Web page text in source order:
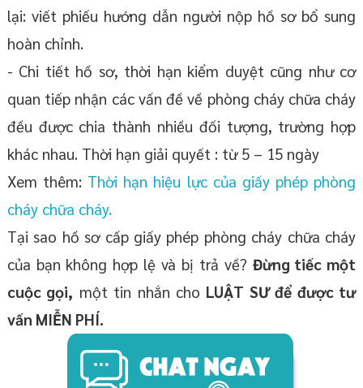
lại: viết phiếu hướng dẫn người nộp hồ sơ bổ sung
hoàn chỉnh.
- Chi tiết hồ sơ, thời hạn kiểm duyệt cũng như cơ
quan tiếp nhận các vấn đề về phòng cháy chữa cháy
đều được chia thành nhiều đối tượng, trường hợp
khác nhau. Thời hạn giải quyết : từ 5 – 15 ngày
Xem thêm: Thời hạn hiệu lực của giấy phép phòng
cháy chữa cháy.
Tại sao hồ sơ cấp giấy phép phòng cháy chữa cháy
của bạn không hợp lệ và bị trả về? Đừng tiếc một
cuộc gọi, một tin nhắn cho LUẬT SƯ để được tư
vấn MIỄN PHÍ.